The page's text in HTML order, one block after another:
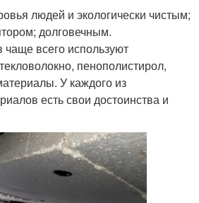
людей и экологически чистым;
долговечным.
всего используют
пенополистирол,
У каждого из
есть свои достоинства и